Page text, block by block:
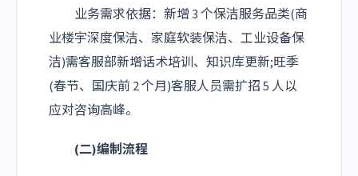
业务需求依据：新增 3 个保洁服务品类(商
业楼宇深度保洁、家庭软装保洁、工业设备保
洁)需客服部新增话术培训、知识库更新;旺季
(春节、国庆前 2 个月)客服人员需扩招 5 人以
应对咨询高峰。
(二)编制流程